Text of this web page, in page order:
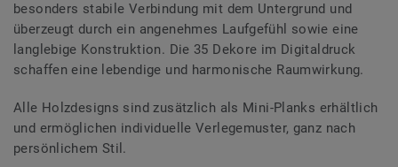
besonders stabile Verbindung mit dem Untergrund und
überzeugt durch ein angenehmes Laufgefühl sowie eine
langlebige Konstruktion. Die 35 Dekore im Digitaldruck
schaffen eine lebendige und harmonische Raumwirkung.
Alle Holzdesigns sind zusätzlich als Mini-Planks erhältlich
und ermöglichen individuelle Verlegemuster, ganz nach
persönlichem Stil.